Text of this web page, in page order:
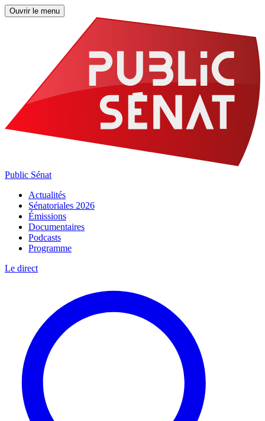
Ouvrir le menu
Public Sénat
Actualités
Sénatoriales 2026
Émissions
Documentaires
Podcasts
Programme
Le direct